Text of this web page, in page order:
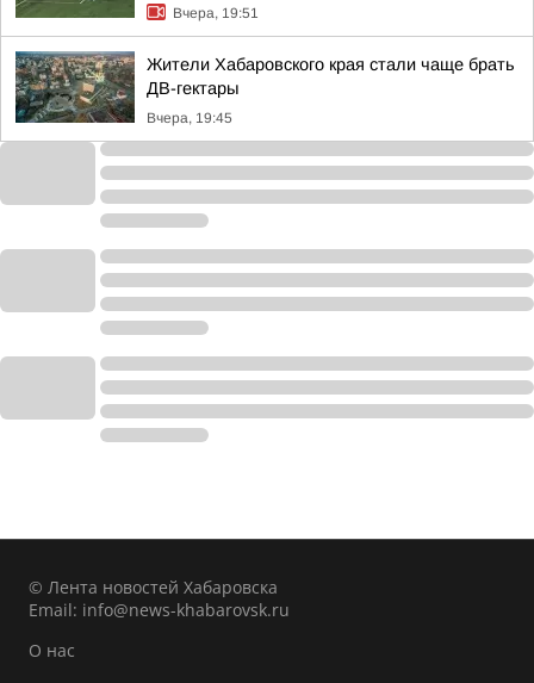
Вчера, 19:51
Жители Хабаровского края стали чаще брать
ДВ-гектары
Вчера, 19:45
© Лента новостей Хабаровска
Email: info@news-khabarovsk.ru
О нас